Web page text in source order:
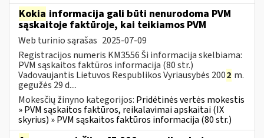
Kokia informacija gali būti nenurodoma PVM
sąskaitoje faktūroje, kai teikiamos PVM
Web turinio sąrašas 2025-07-09
Registracijos numeris KM3556 Ši informacija skelbiama:
PVM sąskaitos faktūros informacija (80 str.)
Vadovaujantis Lietuvos Respublikos Vyriausybės 2002 m.
gegužės 29 d....
Mokesčių žinyno kategorijos: Pridėtinės vertės mokestis
» PVM sąskaitos faktūros, reikalavimai apskaitai (IX
skyrius) » PVM sąskaitos faktūros informacija (80 str.)